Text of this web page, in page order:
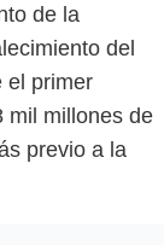
de la
del
el primer
mil millones de
previo a la